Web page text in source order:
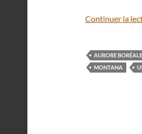
Continuer la
AURORE BORÉALE
MONTANA